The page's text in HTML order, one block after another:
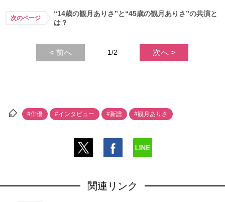
次のページ
“14歳の観月ありさ”と“45歳の観月ありさ”の共演と
は？
< 前へ 1/2 次へ >
#俳優 #インタビュー #新譜 #観月ありさ
関連リンク